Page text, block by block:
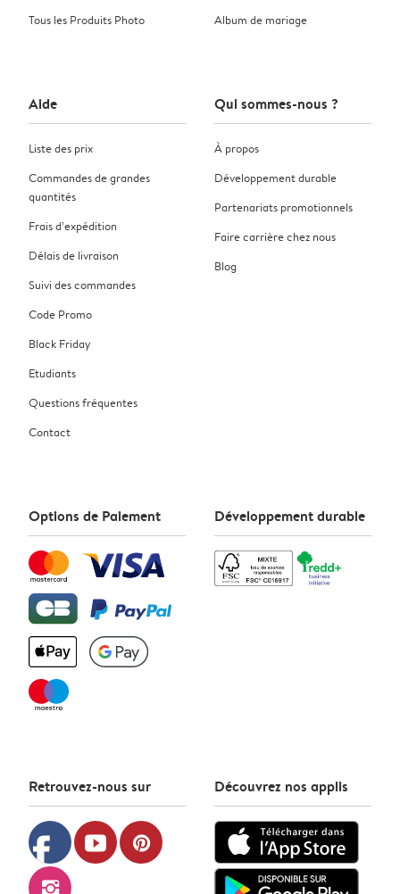
Tous les Produits Photo
Album de mariage
Aide
Liste des prix
Commandes de grandes
quantités
Frais d’expédition
Délais de livraison
Suivi des commandes
Code Promo
Black Friday
Etudiants
Questions fréquentes
Contact
Qui sommes-nous ?
À propos
Développement durable
Partenariats promotionnels
Faire carrière chez nous
Blog
Options de Paiement Développement durable
Retrouvez-nous sur
facebook youtube pinterest
instagram
Découvrez nos applis